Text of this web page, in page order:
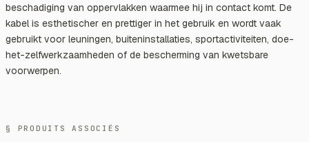
beschadiging van oppervlakken waarmee hij in contact komt. De
kabel is esthetischer en prettiger in het gebruik en wordt vaak
gebruikt voor leuningen, buiteninstallaties, sportactiviteiten, doe-
het-zelfwerkzaamheden of de bescherming van kwetsbare
voorwerpen.
§ PRODUITS ASSOCIÉS